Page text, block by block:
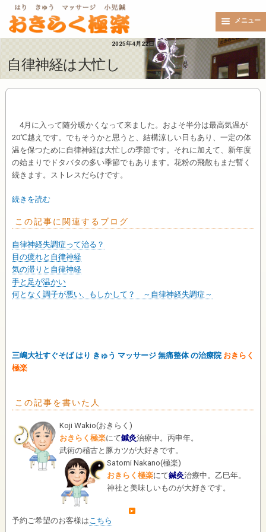
メニュー
2025年4月22日
自律神経は大忙し
4月に入って随分暖かくなって来ました。およそ半分は最高気温が
20℃越えです。でもそうかと思うと、結構涼しい日もあり、一定の体
温を保つために自律神経は大忙しの季節です。それに加えて、新年度
の始まりでドタバタの多い季節でもあります。花粉の飛散もまだ暫く
続きます。ストレスだらけです。
続きを読む
この記事に関連するブログ
自律神経失調症って治る？
目の疲れと自律神経
気の滞りと自律神経
手と足が温かい
何となく調子が悪い、もしかして？ ～自律神経失調症～
三嶋大社すぐそば はり きゅう マッサージ 無痛整体 の治療院 おきらく
極楽
この記事を書いた人
Koji Wakio(おきらく )
おきらく極楽にて鍼灸治療中。丙申年。
武術の稽古と豚カツが大好きです。
Satomi Nakano(極楽)
おきらく極楽にて鍼灸治療中。乙巳年。
神社と美味しいものが大好きです。
予約ご希望のお客様は こちら